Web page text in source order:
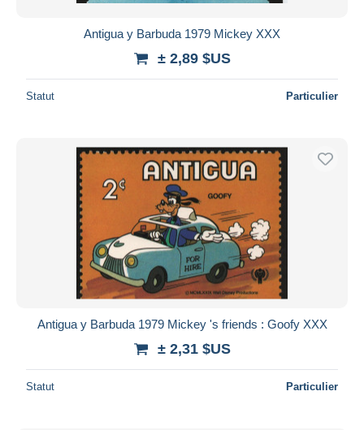
Antigua y Barbuda 1979 Mickey XXX
± 2,89 $US
Statut Particulier
Antigua y Barbuda 1979 Mickey 's friends : Goofy XXX
± 2,31 $US
Statut Particulier